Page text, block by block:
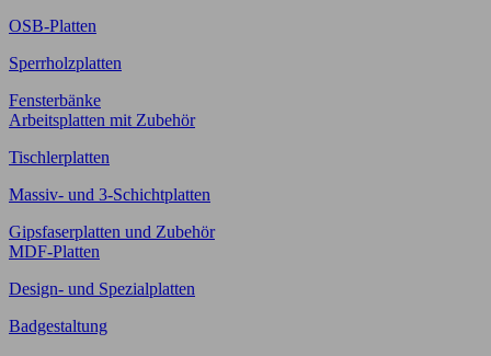
OSB-Platten
Sperrholzplatten
Fensterbänke
Arbeitsplatten mit Zubehör
Tischlerplatten
Massiv- und 3-Schichtplatten
Gipsfaserplatten und Zubehör
MDF-Platten
Design- und Spezialplatten
Badgestaltung